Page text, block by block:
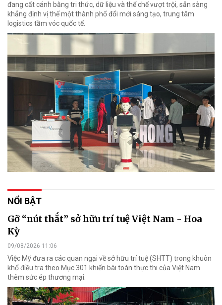
đang cất cánh bằng tri thức, dữ liệu và thể chế vượt trội, sẵn sàng
khẳng định vị thế một thành phố đổi mới sáng tạo, trung tâm
logistics tầm vóc quốc tế.
NỔI BẬT
Gỡ “nút thắt” sở hữu trí tuệ Việt Nam - Hoa
Kỳ
09/08/2026 11:06
Việc Mỹ đưa ra các quan ngại về sở hữu trí tuệ (SHTT) trong khuôn
khổ điều tra theo Mục 301 khiến bài toán thực thi của Việt Nam
thêm sức ép thương mại.